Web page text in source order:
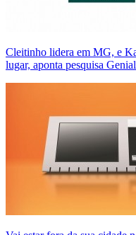
Cleitinho lidera em MG, e
lugar, aponta pesquisa